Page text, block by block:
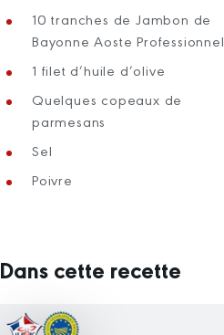
10 tranches de Jambon de
Bayonne Aoste Professionnel
1 filet d’huile d’olive
Quelques copeaux de
parmesans
Sel
Poivre
Dans cette recette